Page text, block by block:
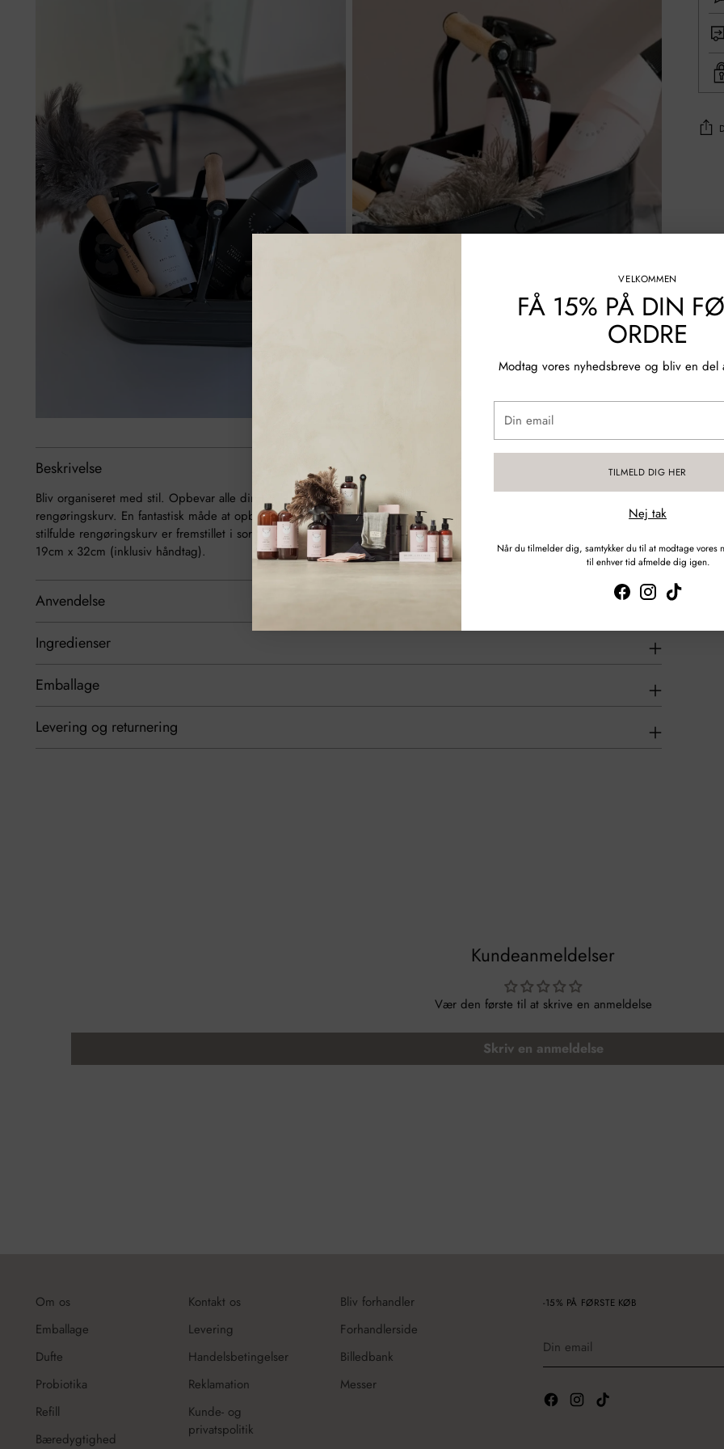
VELKOMMEN
FÅ 15% PÅ DIN
ORDRE
Modtag vores nyhedsbreve og bliv en del
email
TILMELD DIG HER
Nej tak
Når du tilmelder dig, samtykker du til at modtage vores
til enhver tid afmelde dig igen.
Beskrivelse
Bliv organiseret med stil. Opbevar alle dine rengørings produkter og tilbehør på ét praktisk sted med denne
rengøringskurv. En fantastisk måde at opbevare alle dine rengøringsartikler og nem at bære omkring. Denne
stilfulde rengøringskurv er fremstillet i sortmalet zink. Vær opmærksom på at kurven ikke er vandtæt. Mål: 37cm x
19cm x 32cm (inklusiv håndtag).
Anvendelse
Ingredienser
Emballage
Levering og returnering
Kundeanmeldelser
Vær den første til at skrive en anmeldelse
Skriv en anmeldelse
Om os
Emballage
Dufte
Probiotika
Refill
Bæredygtighed
Kontakt os
Levering
Handelsbetingelser
Reklamation
Kunde- og
privatspolitik
Bliv forhandler
Forhandlerside
Billedbank
Messer
-15% PÅ FØRSTE KØB
email